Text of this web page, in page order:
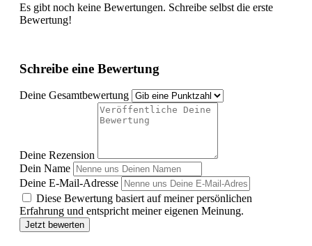
Es gibt noch keine Bewertungen. Schreibe selbst die erste
Bewertung!
Schreibe eine Bewertung
Deine Gesamtbewertung
Deine Rezension
Dein Name
Deine E-Mail-Adresse
Diese Bewertung basiert auf meiner persönlichen
Erfahrung und entspricht meiner eigenen Meinung.
Jetzt bewerten